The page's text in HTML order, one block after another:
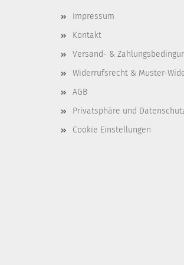
Impressum
Kontakt
Versand- &
Widerrufsrecht & Muster-
AGB
Privatsphäre und
Cookie Einstellungen